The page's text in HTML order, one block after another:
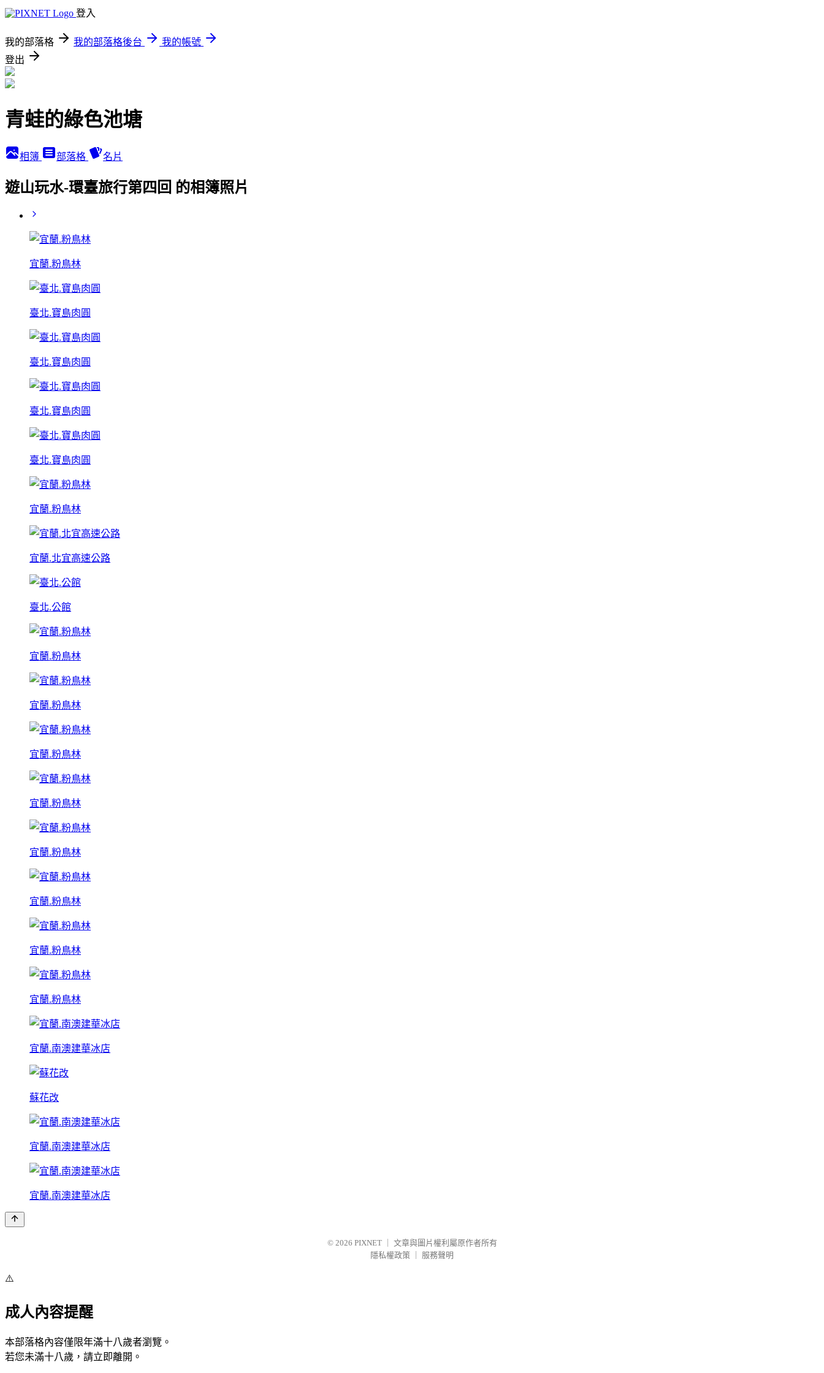
登入
我的部落格 我的部落格後台
我的帳號
登出
青蛙的綠色池塘
相簿 部落格 名片
遊山玩水-環臺旅行第四回 的相簿照片
宜蘭.粉鳥林
臺北.寶島肉圓
臺北.寶島肉圓
臺北.寶島肉圓
臺北.寶島肉圓
宜蘭.粉鳥林
宜蘭.北宜高速公路
臺北.公館
宜蘭.粉鳥林
宜蘭.粉鳥林
宜蘭.粉鳥林
宜蘭.粉鳥林
宜蘭.粉鳥林
宜蘭.粉鳥林
宜蘭.粉鳥林
宜蘭.粉鳥林
宜蘭.南澳建華冰店
蘇花改
宜蘭.南澳建華冰店
宜蘭.南澳建華冰店
© 2026 PIXNET
文章與圖片權利屬原作者所有
隱私權政策
服務聲明
⚠️
成人內容提醒
本部落格內容僅限年滿十八歲者瀏覽。
若您未滿十八歲，請立即離開。